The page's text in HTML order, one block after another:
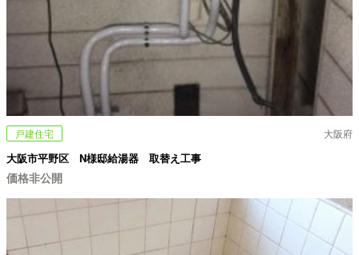
戸建住宅 大阪府
大阪市平野区 N様邸給湯器 取替え工事
価格非公開